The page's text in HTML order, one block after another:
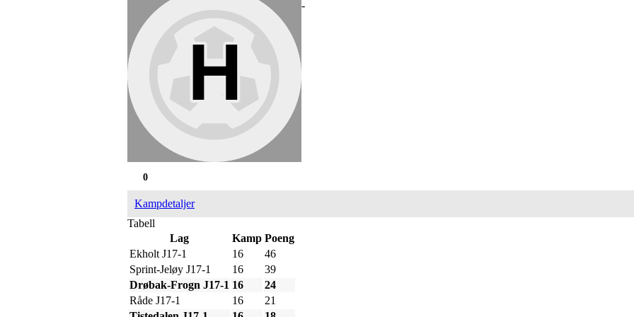
-
0
Kampdetaljer
Tabell
Lag
Kamp Poeng
Ekholt J17-1
16
46
Sprint-Jeløy J17-1
16
39
Drøbak-Frogn J17-1 16
24
Råde J17-1
16
21